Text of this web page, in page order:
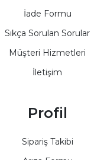
İade Formu
Sıkça Sorulan Sorular
Müşteri Hizmetleri
İletişim
Profil
Sipariş Takibi